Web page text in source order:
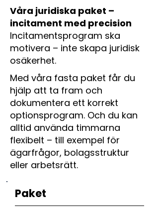
Våra juridiska paket –
incitament med precision
Incitamentsprogram ska
motivera – inte skapa juridisk
osäkerhet.
Med våra fasta paket får du
hjälp att ta fram och
dokumentera ett korrekt
optionsprogram. Och du kan
alltid använda timmarna
flexibelt – till exempel för
ägarfrågor, bolagsstruktur
eller arbetsrätt.
Paket